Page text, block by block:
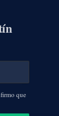
que